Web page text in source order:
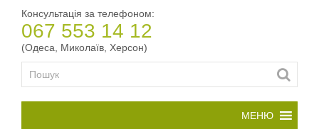
Консультація за телефоном:
067 553 14 12
(Одеса, Миколаїв, Херсон)